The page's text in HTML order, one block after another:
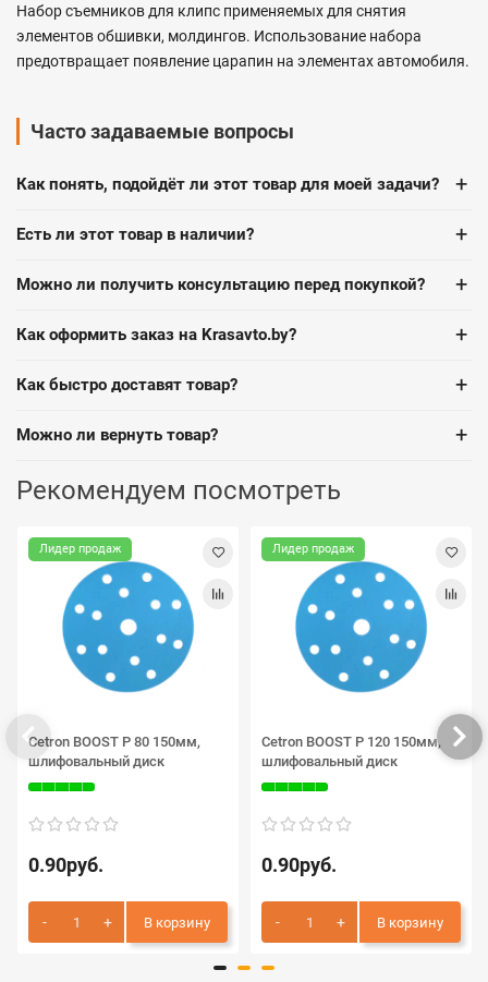
Набор съемников для клипс применяемых для снятия
элементов обшивки, молдингов. Использование набора
предотвращает появление царапин на элементах автомобиля.
Часто задаваемые вопросы
Как понять, подойдёт ли этот товар для моей задачи? +
Есть ли этот товар в наличии? +
Можно ли получить консультацию перед покупкой? +
Как оформить заказ на Krasavto.by? +
Как быстро доставят товар? +
Можно ли вернуть товар? +
Рекомендуем посмотреть
Лидер продаж
Cetron BOOST P 80 150мм,
шлифовальный диск
0.90руб.
В корзину
Лидер продаж
Cetron BOOST P 120 150мм,
шлифовальный диск
0.90руб.
В корзину